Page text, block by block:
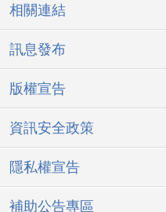
相關連結
訊息發布
版權宣告
資訊安全政策
隱私權宣告
補助公告專區